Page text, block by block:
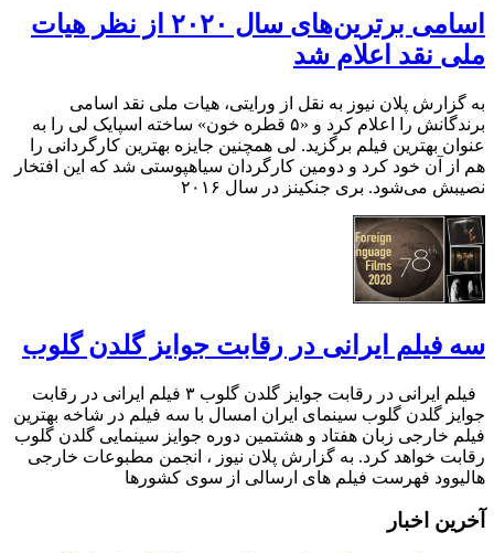
اسامی برترین‌های سال ۲۰۲۰ از نظر هیات
ملی نقد اعلام شد
به گزارش پلان نیوز به نقل از ورایتی، هیات ملی نقد اسامی
برندگانش را اعلام کرد و «۵ قطره خون» ساخته اسپایک لی را به
عنوان بهترین فیلم برگزید. لی همچنین جایزه بهترین کارگردانی را
هم از آن خود کرد و دومین کارگردان سیاهپوستی شد که این افتخار
نصیبش می‌شود. بری جنکینز در سال ۲۰۱۶
سه فیلم ایرانی در رقابت جوایز گلدن گلوب
فیلم ایرانی در رقابت جوایز گلدن گلوب ۳ فیلم ایرانی در رقابت
جوایز گلدن گلوب سینمای ایران امسال با سه فیلم در شاخه بهترین
فیلم خارجی زبان هفتاد و هشتمین دوره جوایز سینمایی گلدن گلوب
رقابت خواهد کرد. به گزارش پلان نیوز ، انجمن مطبوعات خارجی
هالیوود فهرست فیلم های ارسالی از سوی کشورها
آخرین اخبار